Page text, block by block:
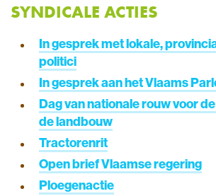
SYNDICALE ACTIES
In gesprek met lokale,
politici
In gesprek aan het Vlaams
Dag van nationale rouw voor
de landbouw
Tractorenrit
Open brief Vlaamse regering
Ploegenactie